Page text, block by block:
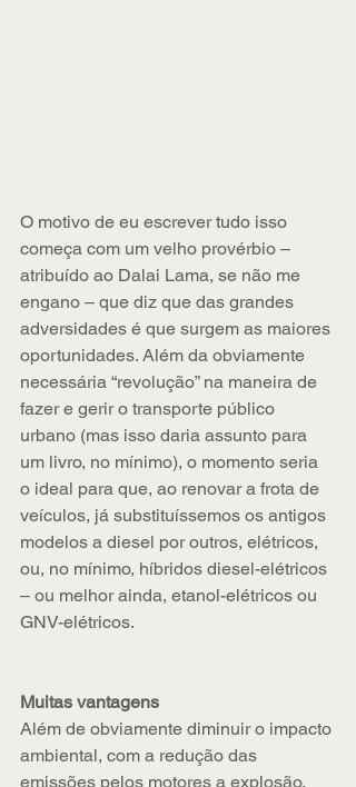
O motivo de eu escrever tudo isso
começa com um velho provérbio –
atribuído ao Dalai Lama, se não me
engano – que diz que das grandes
adversidades é que surgem as maiores
oportunidades. Além da obviamente
necessária “revolução” na maneira de
fazer e gerir o transporte público
urbano (mas isso daria assunto para
um livro, no mínimo), o momento seria
o ideal para que, ao renovar a frota de
veículos, já substituíssemos os antigos
modelos a diesel por outros, elétricos,
ou, no mínimo, híbridos diesel-elétricos
– ou melhor ainda, etanol-elétricos ou
GNV-elétricos.
Muitas vantagens
Além de obviamente diminuir o impacto
ambiental, com a redução das
emissões pelos motores a explosão,